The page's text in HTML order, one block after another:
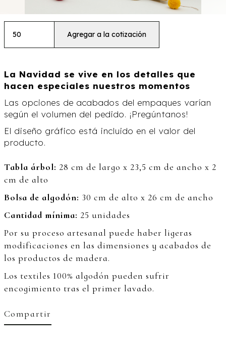
La Navidad se vive en los detalles que
hacen especiales nuestros momentos
Las opciones de acabados del empaques varían
según el volumen del pedido. ¡Pregúntanos!
El diseño gráfico está incluido en el valor del
producto.
Tabla árbol: 28 cm de largo x 23,5 cm de ancho x 2
cm de alto
Bolsa de algodón: 30 cm de alto x 26 cm de ancho
Cantidad mínima: 25 unidades
Por su proceso artesanal puede haber ligeras
modificaciones en las dimensiones y acabados de
los productos de madera.
Los textiles 100% algodón pueden sufrir
encogimiento tras el primer lavado.
Compartir